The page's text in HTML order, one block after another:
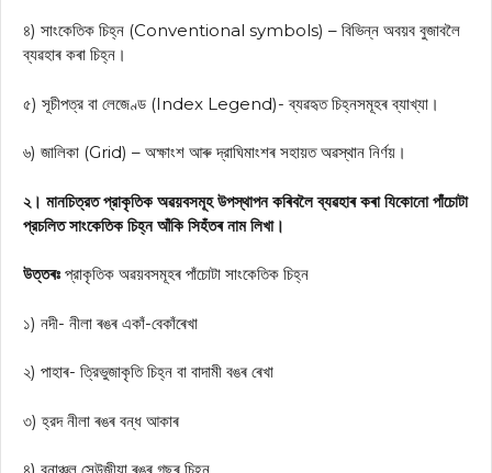
৪) সাংকেতিক চিহ্ন (Conventional symbols) – বিভিন্ন অবয়ব বুজাবলৈ
ব্যৱহাৰ কৰা চিহ্ন।
৫) সূচীপত্র বা লেজেণ্ড (Index Legend)- ব্যৱহৃত চিহ্নসমূহৰ ব্যাখ্যা।
৬) জালিকা (Grid) – অক্ষাংশ আৰু দ্রাঘিমাংশৰ সহায়ত অৱস্থান নির্ণয়।
২। মানচিত্রত প্রাকৃতিক অৱয়বসমূহ উপস্থাপন কৰিবলৈ ব্যৱহাৰ কৰা যিকোনো পাঁচোটা
প্রচলিত সাংকেতিক চিহ্ন আঁকি সিহঁতৰ নাম লিখা।
উত্তৰঃ প্রাকৃতিক অৱয়বসমূহৰ পাঁচোটা সাংকেতিক চিহ্ন
১) নদী- নীলা ৰঙৰ একাঁ-বেকাঁৰেখা
২) পাহাৰ- ত্রিভুজাকৃতি চিহ্ন বা বাদামী বঙৰ ৰেখা
৩) হ্রদ নীলা ৰঙৰ বন্ধ আকাৰ